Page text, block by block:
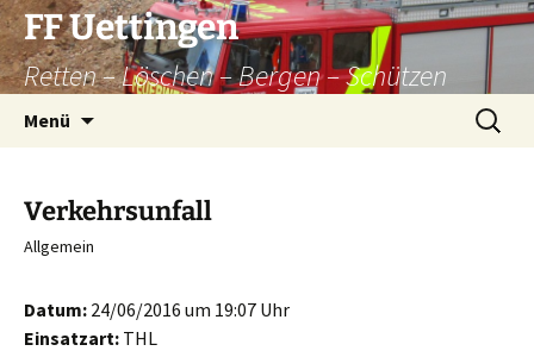
Zum
Inhalt
springen
FF Uettingen
Retten – Löschen – Bergen – Schützen
Menü
Suchen
nach:
Verkehrsunfall
Allgemein
Datum: 24/06/2016 um 19:07 Uhr
Einsatzart: THL